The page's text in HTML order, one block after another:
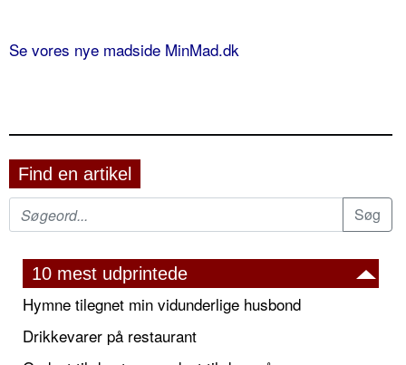
Se vores nye madside MinMad.dk
Find en artikel
10 mest udprintede
Hymne tilegnet min vidunderlige husbond
Drikkevarer på restaurant